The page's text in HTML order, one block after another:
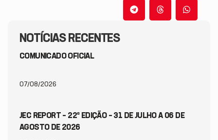
NOTÍCIAS RECENTES
COMUNICADO OFICIAL
07/08/2026
JEC REPORT – 22ª EDIÇÃO – 31 DE JULHO A 06 DE
AGOSTO DE 2026